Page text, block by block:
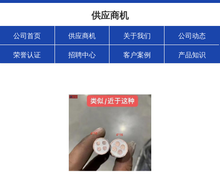
供应商机
公司首页 供应商机 关于我们 公司动态
荣誉认证 招聘中心 客户案例 产品知识